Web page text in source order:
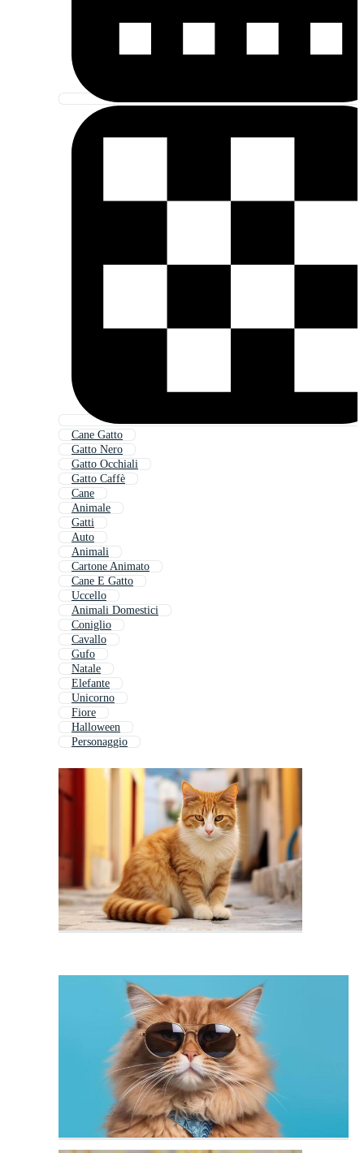
Cane Gatto
Gatto Nero
Gatto Occhiali
Gatto Caffè
Cane
Animale
Gatti
Auto
Animali
Cartone Animato
Cane E Gatto
Uccello
Animali Domestici
Coniglio
Cavallo
Gufo
Natale
Elefante
Unicorno
Fiore
Halloween
Personaggio